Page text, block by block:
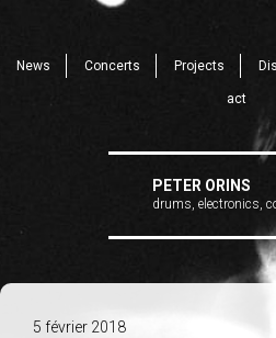
News Concerts Projects
act
PETER ORINS
drums, electronics,
5 février 2018